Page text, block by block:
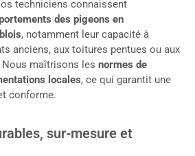
techniciens connaissent
des pigeons en
, notamment leur capacité à
anciens, aux toitures pentues ou aux
maîtrisons les normes de
locales, ce qui garantit une
conforme.
sur-mesure et